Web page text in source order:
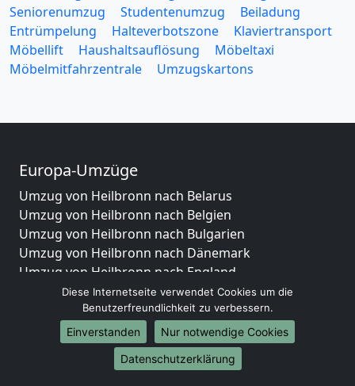
Seniorenumzug
Studentenumzug
Beiladung
Entrümpelung
Halteverbotszone
Klaviertransport
Möbellift
Haushaltsauflösung
Möbeltaxi
Möbelmitfahrzentrale
Umzugskartons
Europa-Umzüge
Umzug von Heilbronn nach Belarus
Umzug von Heilbronn nach Belgien
Umzug von Heilbronn nach Bulgarien
Umzug von Heilbronn nach Dänemark
Umzug von Heilbronn nach England
Umzug von Heilbronn nach Portugal
Umzug von Heilbronn nach Bosnien
und Herzegowina
Umzug von Heilbronn nach Irland
Umzug von Heilbronn nach Lettland
Diese Internetseite verwendet Cookies um die
Benutzerfreundlichkeit zu verbessern.
Einverstanden
Nur notwendige Cookies
Datenschutzerklärung